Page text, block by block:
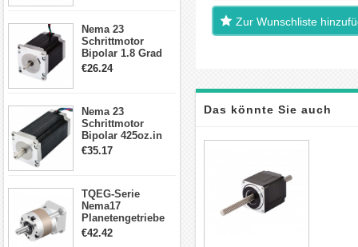
Nema 23
Schrittmotor
Bipolar 1.8 Grad
1.9Nm 3A 3.36V 4
€26.24
Nema 23
Schrittmotor
Bipolar 425oz.in
4.2A 57x57x114mm
€35.17
TQEG-Serie
Nema17
Planetengetriebe
5:1 Spiel 15Arc-
€42.42
Zur Wunschliste
Das könnte Sie auch
interessieren